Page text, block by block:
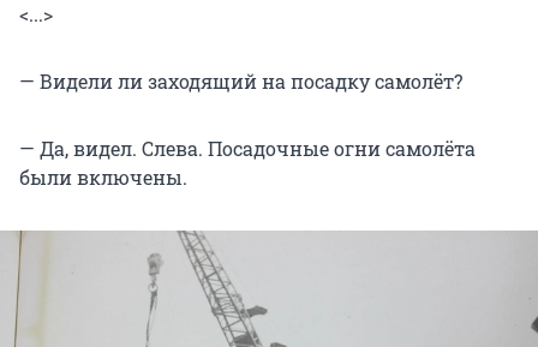
<...>
— Видели ли заходящий на посадку самолёт?
— Да, видел. Слева. Посадочные огни самолёта
были включены.